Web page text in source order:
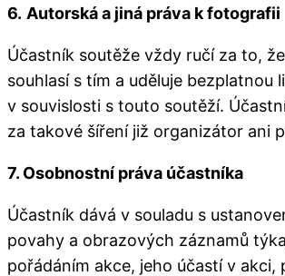
6. Autorská a jiná práva k fotografii
Účastník soutěže vždy ručí za to,
souhlasí s tím a uděluje
v souvislosti s touto soutěží.
za takové šíření již organizátor ani
7. Osobnostní práva účastníka
Účastník dává v souladu s
povahy a obrazových záznamů
pořádáním akce, jeho účastí v